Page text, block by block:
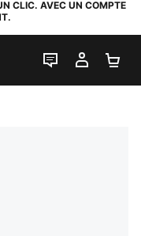
CLIC. AVEC UN COMPTE
LIVE CHAT
MON